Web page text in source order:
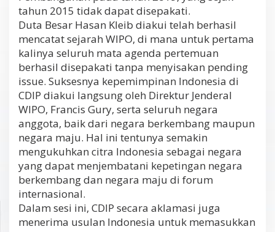
tahun 2015 tidak dapat disepakati.
Duta Besar Hasan Kleib diakui telah berhasil
mencatat sejarah WIPO, di mana untuk pertama
kalinya seluruh mata agenda pertemuan
berhasil disepakati tanpa menyisakan pending
issue. Suksesnya kepemimpinan Indonesia di
CDIP diakui langsung oleh Direktur Jenderal
WIPO, Francis Gury, serta seluruh negara
anggota, baik dari negara berkembang maupun
negara maju. Hal ini tentunya semakin
mengukuhkan citra Indonesia sebagai negara
yang dapat menjembatani kepetingan negara
berkembang dan negara maju di forum
internasional.
Dalam sesi ini, CDIP secara aklamasi juga
menerima usulan Indonesia untuk memasukkan